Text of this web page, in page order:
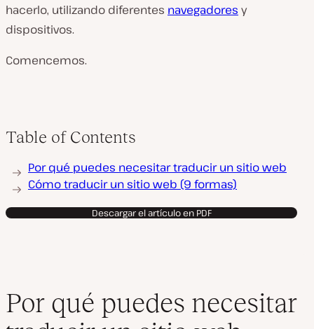
hacerlo, utilizando diferentes navegadores y
dispositivos.
Comencemos.
Table of Contents
Por qué puedes necesitar traducir un sitio web
Cómo traducir un sitio web (9 formas)
Descargar el artículo en PDF
Por qué puedes necesitar